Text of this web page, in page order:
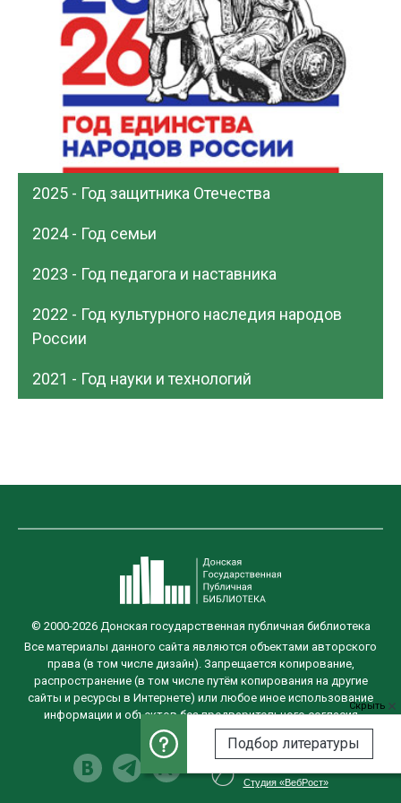
2025 - Год защитника Отечества
2024 - Год семьи
2023 - Год педагога и наставника
2022 - Год культурного наследия народов
России
2021 - Год науки и технологий
Скрыть
Подбор литературы
© 2000-2026 Донская государственная публичная библиотека
Все материалы данного сайта являются объектами авторского
права (в том числе дизайн). Запрещается копирование,
распространение (в том числе путём копирования на другие
сайты и ресурсы в Интернете) или любое иное использование
информации и объектов без предварительного согласия
правообладателя.
Студия «ВебРост»